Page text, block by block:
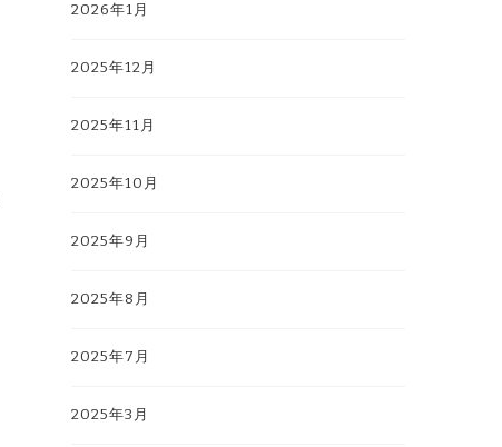
2026年1月
2025年12月
2025年11月
2025年10月
2025年9月
2025年8月
2025年7月
2025年3月